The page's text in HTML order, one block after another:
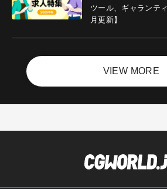
ツール、ギャランテ
月更新】
VIEW MORE